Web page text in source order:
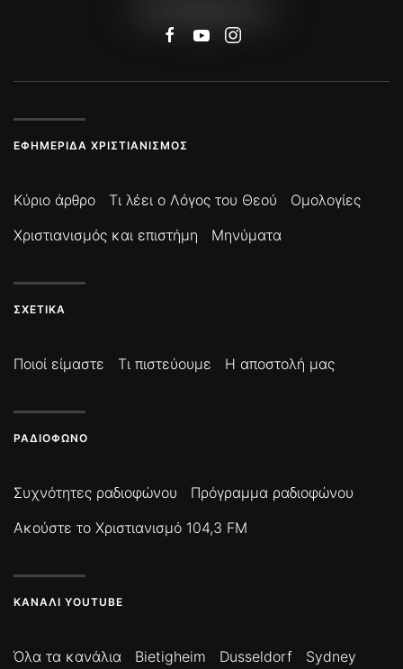
ΕΦΗΜΕΡΊΔΑ ΧΡΙΣΤΙΑΝΙΣΜΌΣ
Κύριο άρθρο Τι λέει ο Λόγος του Θεού
Ομολογίες
Χριστιανισμός και επιστήμη
Μηνύματα
ΣΧΕΤΙΚΆ
Ποιοί είμαστε Τι πιστεύουμε Η αποστολή μας
ΡΑΔΙΌΦΩΝΟ
Συχνότητες ραδιοφώνου
Πρόγραμμα ραδιοφώνου
Ακούστε το Χριστιανισμό 104,3 FM
ΚΑΝΆΛΙ YOUTUBE
Όλα τα κανάλια Bietigheim Dusseldorf
Sydney